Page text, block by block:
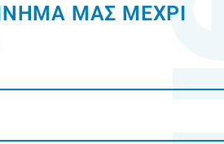
ΜΑΣ ΜΈΧΡΙ